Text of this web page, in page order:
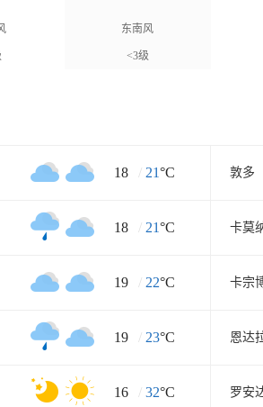
东南风
<3级
18 / 21°C 敦多
18 / 21°C 卡莫
19 / 22°C 卡宗
19 / 23°C 恩达
16 / 32°C 罗安